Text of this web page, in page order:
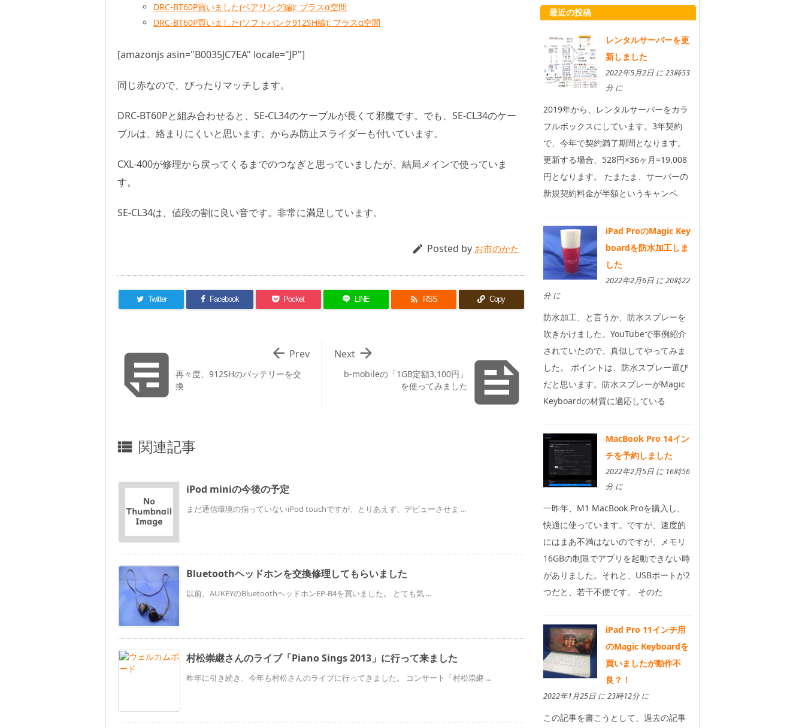
DRC-BT60P買いました(ペアリング編): プラスα空間
DRC-BT60P買いました(ソフトバンク912SH編): プラスα空間
[amazonjs asin="B0035JC7EA" locale="JP"]
同じ赤なので、ぴったりマッチします。
DRC-BT60Pと組み合わせると、SE-CL34のケーブルが長くて邪魔です。でも、SE-CL34のケー
ブルは、絡まりにくいと思います。からみ防止スライダーも付いています。
CXL-400が修理から戻ってくるまでのつなぎと思っていましたが、結局メインで使っていま
す。
SE-CL34は、値段の割に良い音です。非常に満足しています。
 Posted by お市のかた
Twitter Facebook Pocket LINE  RSS Copy

b-mobileの「1GB定額3,100円」
を使ってみました

Next
再々度、912SHのバッテリーを交
換
 Prev
 関連記事
iPod miniの今後の予定
まだ通信環境の揃っていないiPod touchですが、とりあえず、デビューさせま ...
Bluetoothヘッドホンを交換修理してもらいました
以前、AUKEYのBluetoothヘッドホンEP-B4を買いました。 とても気 ...
村松崇継さんのライブ「Piano Sings 2013」に行って来ました
昨年に引き続き、今年も村松さんのライブに行ってきました。 コンサート「村松崇継 ...
最近の投稿
レンタルサーバーを更
新しました
2022年5月2日 に 23時53
分 に
2019年から、レンタルサーバーをカラ
フルボックスにしています。3年契約
で、今年で契約満了期間となります。
更新する場合、528円×36ヶ月=19,008
円となります。 たまたま、サーバーの
新規契約料金が半額というキャンペ
iPad ProのMagic Key
boardを防水加工しま
した
2022年2月6日 に 20時22
分 に
防水加工、と言うか、防水スプレーを
吹きかけました。YouTubeで事例紹介
されていたので、真似してやってみま
した。 ポイントは、防水スプレー選び
だと思います。防水スプレーがMagic
Keyboardの材質に適応している
MacBook Pro 14イン
チを予約しました
2022年2月5日 に 16時56
分 に
一昨年、M1 MacBook Proを購入し、
快適に使っています。ですが、速度的
にはまあ不満はないのですが、メモリ
16GBの制限でアプリを起動できない時
がありました。それと、USBポートが2
つだと、若干不便です。 そのた
iPad Pro 11インチ用
のMagic Keyboardを
買いましたが動作不
良？！
2022年1月25日 に 23時12分 に
この記事を書こうとして、過去の記事